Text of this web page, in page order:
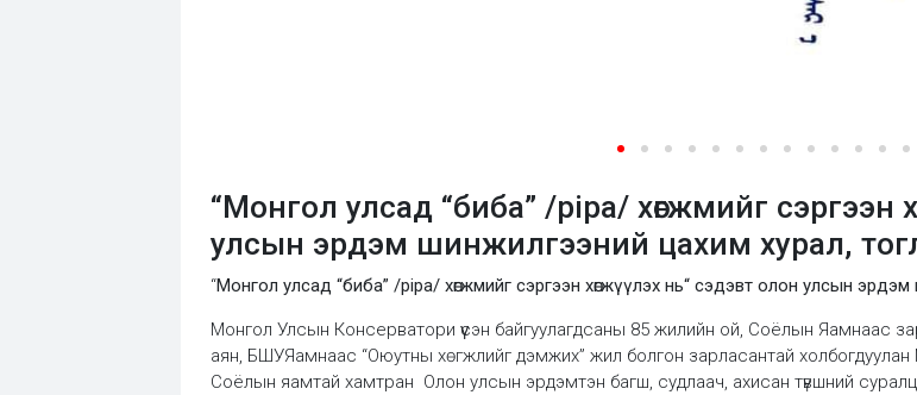
“Монгол улсад “биба” /pipa/ хөгжмийг сэргээн
улсын эрдэм шинжилгээний цахим хурал,
“Монгол улсад “биба” /pipa/ хөгжмийг сэргээн хөгжүүлэх нь“ сэдэвт олон улсын
Монгол Улсын Консерватори үүсэн байгуулагдсаны 85 жилийн ой, Соёлын Яамнаас
аян, БШУЯамнаас “Оюутны хөгжлийг дэмжих” жил болгон зарласантай
Соёлын яамтай хамтран Олон улсын эрдэмтэн багш, судлаач, ахисан түвшний